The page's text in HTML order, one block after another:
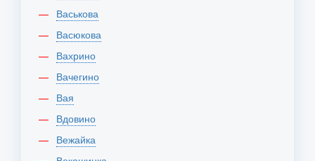
Васькова
Васюкова
Вахрино
Вачегино
Вая
Вдовино
Вежайка